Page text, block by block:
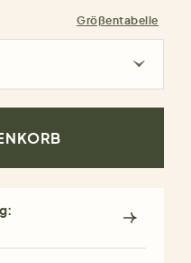
Größentabelle